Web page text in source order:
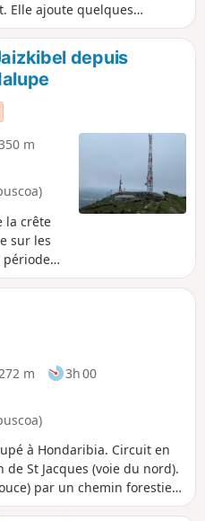
Elle ajoute quelques
avec de magnifiques
le vent et l'eau. Elle ajoute
ne conviendront pas à tout
Nous étions heureux
original et avons
de valeur à la
depuis
m
la crête
sur les
période
m
3h 00
à Hondaribia. Circuit en
St Jacques (voie du nord).
par un chemin forestier
avec vue sur l'océan...